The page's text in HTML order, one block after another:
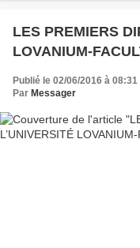
LES PREMIERS
LOVANIUM-
Publié le 02/06/2016 à 08:31
Par Messager